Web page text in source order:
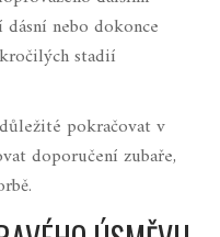
nebo dokonce
stadií
pokračovat v
doporučení zubaře,